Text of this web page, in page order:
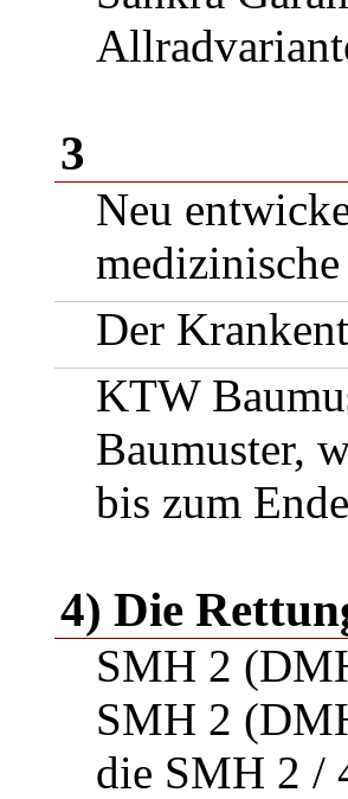
3
Neu
Der
KTW
Baumuster,
bis zum
4) Die
SMH 2
SMH 2
die SMH 2 /